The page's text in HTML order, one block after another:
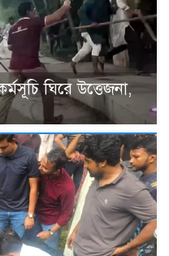
ঘিরে উত্তেজনা,